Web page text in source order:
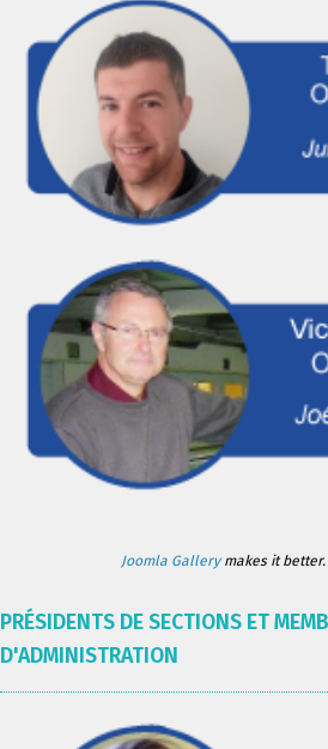
Joomla Gallerymakes it better.
PRÉSIDENTS DE SECTIONS ET
D'ADMINISTRATION